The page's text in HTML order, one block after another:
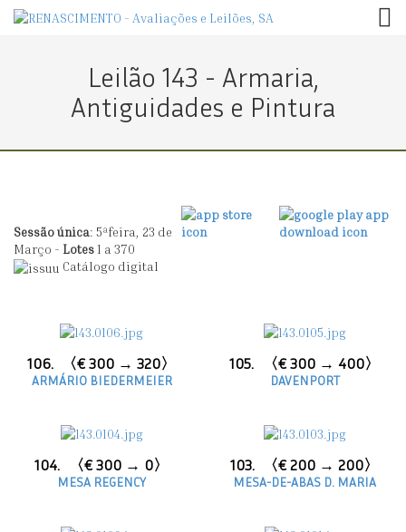
Leilão 143 - Armaria,
Antiguidades e Pintura
Sessão única: 5ªfeira, 23 de
Março - Lotes1 a 370
Catálogo digital
106. 〈€ 300 → 320〉
ARMÁRIO BIEDERMEIER
105. 〈€ 300 → 400〉
DAVENPORT
104. 〈€ 300 → 0〉
MESA REGENCY
103. 〈€ 200 → 200〉
MESA-DE-ABAS D. MARIA